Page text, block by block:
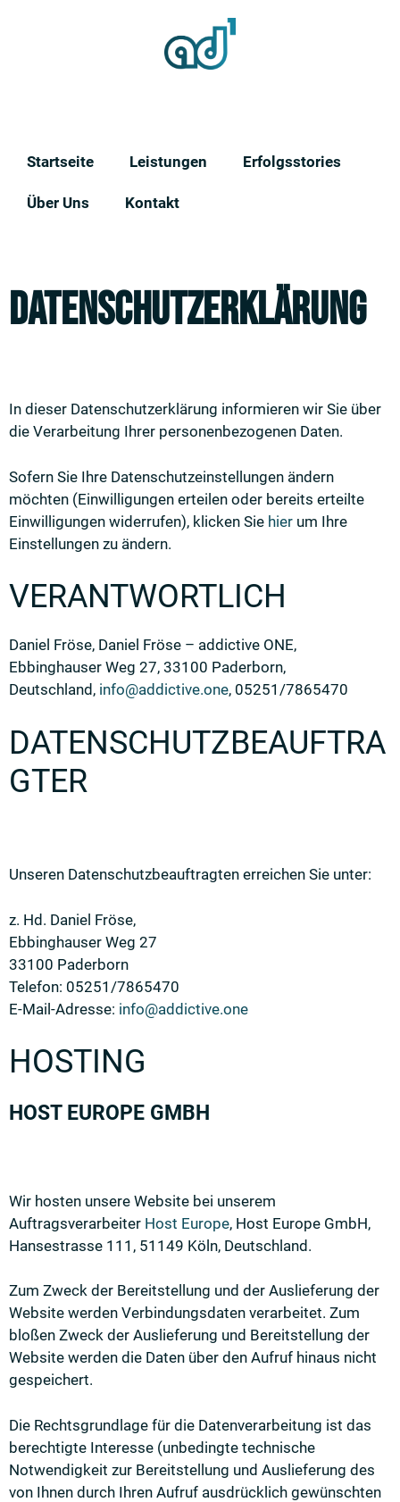
Startseite Leistungen Erfolgsstories
Über Uns Kontakt
DATENSCHUTZERKLÄRUNG
In dieser Datenschutzerklärung informieren wir Sie über
die Verarbeitung Ihrer personenbezogenen Daten.
Sofern Sie Ihre Datenschutzeinstellungen ändern
möchten (Einwilligungen erteilen oder bereits erteilte
Einwilligungen widerrufen), klicken Sie hier um Ihre
Einstellungen zu ändern.
VERANTWORTLICH
Daniel Fröse, Daniel Fröse – addictive ONE,
Ebbinghauser Weg 27, 33100 Paderborn,
Deutschland, info@addictive.one, 05251/7865470
DATENSCHUTZBEAUFTRA
GTER
Unseren Datenschutzbeauftragten erreichen Sie unter:
z. Hd. Daniel Fröse,
Ebbinghauser Weg 27
33100 Paderborn
Telefon: 05251/7865470
E-Mail-Adresse: info@addictive.one
HOSTING
HOST EUROPE GMBH
Wir hosten unsere Website bei unserem
Auftragsverarbeiter Host Europe, Host Europe GmbH,
Hansestrasse 111, 51149 Köln, Deutschland.
Zum Zweck der Bereitstellung und der Auslieferung der
Website werden Verbindungsdaten verarbeitet. Zum
bloßen Zweck der Auslieferung und Bereitstellung der
Website werden die Daten über den Aufruf hinaus nicht
gespeichert.
Die Rechtsgrundlage für die Datenverarbeitung ist das
berechtigte Interesse (unbedingte technische
Notwendigkeit zur Bereitstellung und Auslieferung des
von Ihnen durch Ihren Aufruf ausdrücklich gewünschten